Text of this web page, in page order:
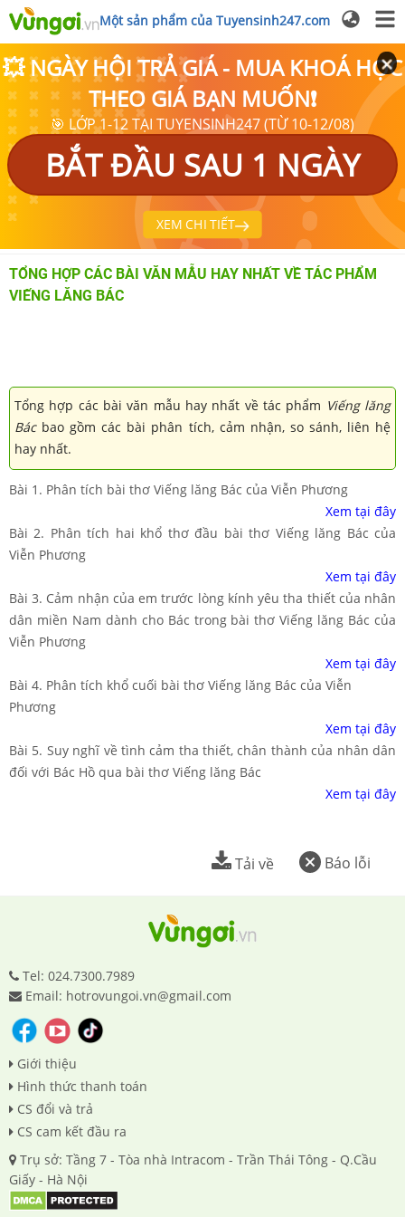
Một sản phẩm của Tuyensinh247.com
💥 NGÀY HỘI TRẢ GIÁ - MUA KHOÁ HỌC
THEO GIÁ BẠN MUỐN❗
🎯 LỚP 1-12 TẠI TUYENSINH247 (TỪ 10-12/08)
BẮT ĐẦU SAU 1 NGÀY
XEM CHI TIẾT
TỔNG HỢP CÁC BÀI VĂN MẪU HAY NHẤT VỀ TÁC PHẨM
VIẾNG LĂNG BÁC
Tổng hợp các bài văn mẫu hay nhất về tác phẩm Viếng lăng
Bácbao gồm các bài phân tích, cảm nhận, so sánh, liên hệ
hay nhất.
Bài 1. Phân tích bài thơ Viếng lăng Bác của Viễn Phương
Xem tại đây
Bài 2. Phân tích hai khổ thơ đầu bài thơ Viếng lăng Bác của
Viễn Phương
Xem tại đây
Bài 3. Cảm nhận của em trước lòng kính yêu tha thiết của nhân
dân miền Nam dành cho Bác trong bài thơ Viếng lăng Bác của
Viễn Phương
Xem tại đây
Bài 4. Phân tích khổ cuối bài thơ Viếng lăng Bác của Viễn
Phương
Xem tại đây
Bài 5. Suy nghĩ về tình cảm tha thiết, chân thành của nhân dân
đối với Bác Hồ qua bài thơ Viếng lăng Bác
Xem tại đây
Báo lỗi
Tải về
Tel: 024.7300.7989
Email: hotrovungoi.vn@gmail.com
Giới thiệu
Hình thức thanh toán
CS đổi và trả
CS cam kết đầu ra
Trụ sở: Tầng 7 - Tòa nhà Intracom - Trần Thái Tông - Q.Cầu
Giấy - Hà Nội